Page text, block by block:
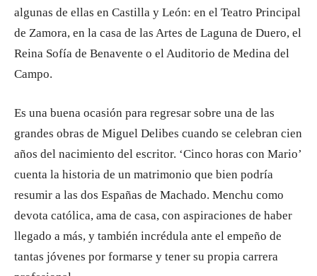
algunas de ellas en Castilla y León: en el Teatro Principal
de Zamora, en la casa de las Artes de Laguna de Duero, el
Reina Sofía de Benavente o el Auditorio de Medina del
Campo.
Es una buena ocasión para regresar sobre una de las
grandes obras de Miguel Delibes cuando se celebran cien
años del nacimiento del escritor. ‘Cinco horas con Mario’
cuenta la historia de un matrimonio que bien podría
resumir a las dos Españas de Machado. Menchu como
devota católica, ama de casa, con aspiraciones de haber
llegado a más, y también incrédula ante el empeño de
tantas jóvenes por formarse y tener su propia carrera